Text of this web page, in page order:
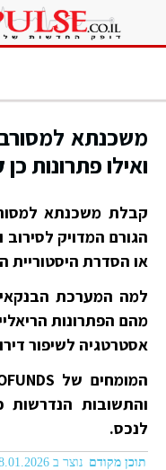
משכנתא
ואילו פתרונות כן
קבלת משכנתא
הגורם המדויק לסירוב
או הסדרת היסטוריית
למה המערכת
מהם הפתרונות
אסטרטגיה לשיפור
והתשובות
לנכס.
תוכן מקודם נוצר ב 28.01.2026 01:01